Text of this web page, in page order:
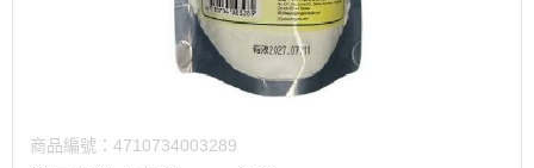
商品編號： 4710734003289